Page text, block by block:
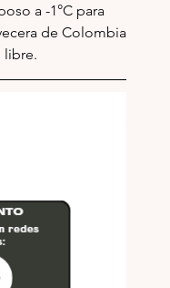
a -1°C para
de Colombia
libre.